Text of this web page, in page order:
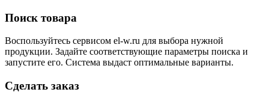
Поиск товара
Воспользуйтесь сервисом el-w.ru для выбора нужной
продукции. Задайте соответствующие параметры поиска и
запустите его. Система выдаст оптимальные варианты.
Сделать заказ